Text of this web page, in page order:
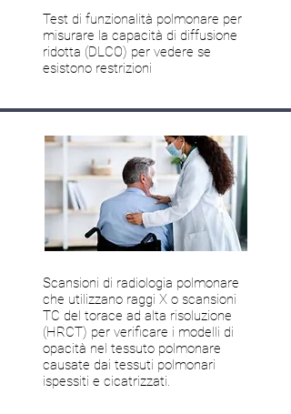
Test di funzionalità polmonare per
misurare la capacità di diffusione
ridotta (DLCO) per vedere se
esistono restrizioni
Scansioni di radiologia polmonare
che utilizzano raggi X o scansioni
TC del torace ad alta risoluzione
(HRCT) per verificare i modelli di
opacità nel tessuto polmonare
causate dai tessuti polmonari
ispessiti e cicatrizzati.